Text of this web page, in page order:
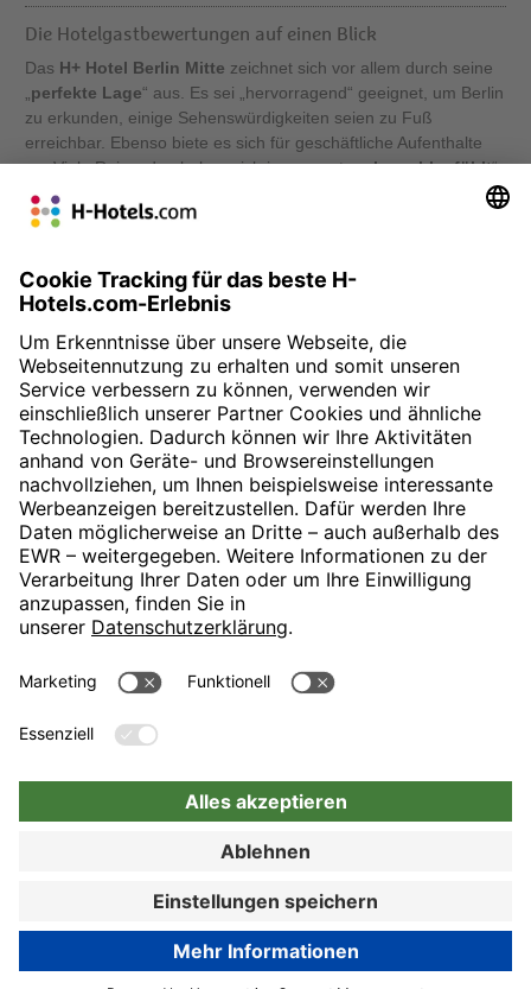
Die Hotelgastbewertungen auf einen Blick
Das H+ Hotel Berlin Mitte zeichnet sich vor allem durch seine
„perfekte Lage“ aus. Es sei „hervorragend“ geeignet, um Berlin
zu erkunden, einige Sehenswürdigkeiten seien zu Fuß
erreichbar. Ebenso biete es sich für geschäftliche Aufenthalte
an. Viele Reisenden haben sich insgesamt „sehr wohlgefühlt“,
das Personal wird als „sehr freundlich“, „aufmerksam“ und
„hilfsbereit“ beschrieben. Sowohl die Zimmer, als auch das
ehemalige Gäste merken zudem das „mehr als ausreichende“
und„ausgesprochen gute“ Frühstück an.
» Zur Buchung
Folgt H-Hotels.com für News und Infos auf folgenden Seiten